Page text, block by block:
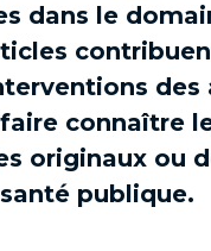
dans le
des
connaître
originaux ou
publique.